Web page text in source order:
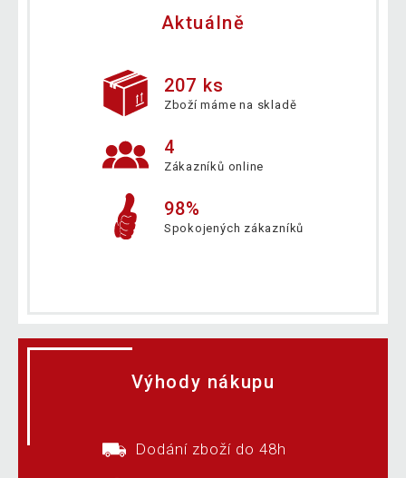
Aktuálně
207 ks
Zboží máme na skladě
4
Zákazníků online
98%
Spokojených zákazníků
Výhody nákupu
Dodání zboží do 48h